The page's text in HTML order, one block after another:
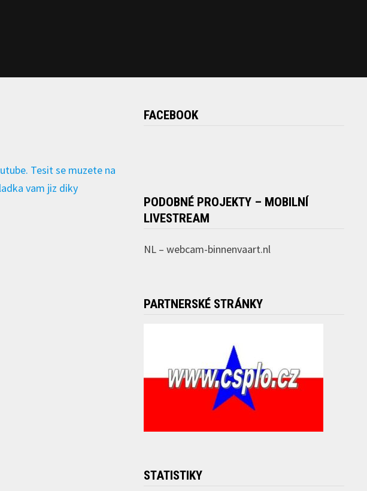
Tesit se muzete na
vam jiz diky
FACEBOOK
PODOBNÉ PROJEKTY – MOBILNÍ
LIVESTREAM
NL – webcam-binnenvaart.nl
PARTNERSKÉ STRÁNKY
STATISTIKY